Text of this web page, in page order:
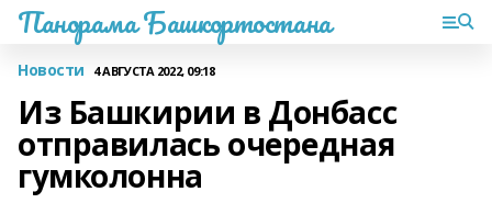
Панорама Башкортостана
Новости 4 АВГУСТА 2022, 09:18
Из Башкирии в Донбасс
отправилась очередная
гумколонна